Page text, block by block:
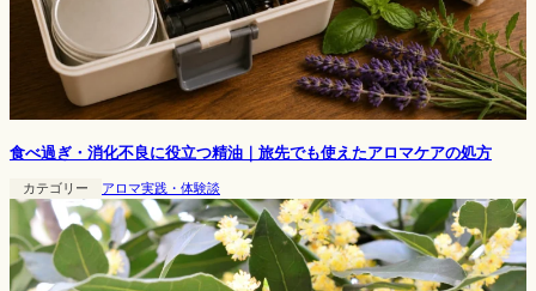
食べ過ぎ・消化不良に役立つ精油｜旅先でも使えたアロマケアの処方
カテゴリー アロマ実践・体験談